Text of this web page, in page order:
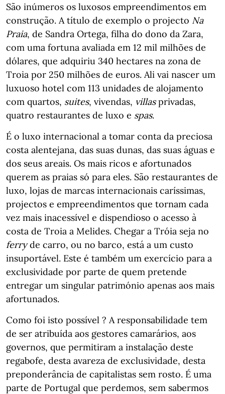
São inúmeros os luxosos empreendimentos em
construção. A título de exemplo o projecto Na
Praia, de Sandra Ortega, filha do dono da Zara,
com uma fortuna avaliada em 12 mil milhões de
dólares, que adquiriu 340 hectares na zona de
Troia por 250 milhões de euros. Ali vai nascer um
luxuoso hotel com 113 unidades de alojamento
com quartos, suites, vivendas, villasprivadas,
quatro restaurantes de luxo e spas.
É o luxo internacional a tomar conta da preciosa
costa alentejana, das suas dunas, das suas águas e
dos seus areais. Os mais ricos e afortunados
querem as praias só para eles. São restaurantes de
luxo, lojas de marcas internacionais caríssimas,
projectos e empreendimentos que tornam cada
vez mais inacessível e dispendioso o acesso à
costa de Troia a Melides. Chegar a Tróia seja no
ferryde carro, ou no barco, está a um custo
insuportável. Este é também um exercício para a
exclusividade por parte de quem pretende
entregar um singular património apenas aos mais
afortunados.
Como foi isto possível ? A responsabilidade tem
de ser atribuída aos gestores camarários, aos
governos, que permitiram a instalação deste
regabofe, desta avareza de exclusividade, desta
preponderância de capitalistas sem rosto. É uma
parte de Portugal que perdemos, sem sabermos